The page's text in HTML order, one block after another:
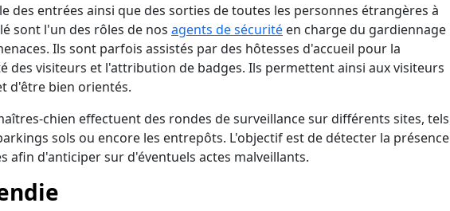
des entrées ainsi que des sorties de toutes les personnes étrangères à
sont l'un des rôles de nos agents de sécurité en charge du gardiennage
Ils sont parfois assistés par des hôtesses d'accueil pour la
des visiteurs et l'attribution de badges. Ils permettent ainsi aux visiteurs
d'être bien orientés.
chien effectuent des rondes de surveillance sur différents sites, tels
sols ou encore les entrepôts. L'objectif est de détecter la présence
afin d'anticiper sur d'éventuels actes malveillants.